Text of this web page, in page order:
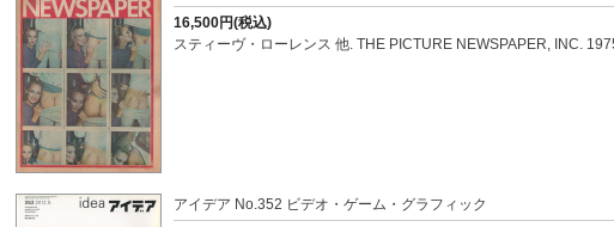
16,500円(税込)
スティーヴ・ローレンス 他. THE PICTURE NEWSPAPER, INC.
アイデア No.352 ビデオ・ゲーム・グラフィック